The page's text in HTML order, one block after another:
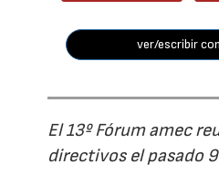
ver/escribir
El 13º Fórum amec
directivos el pasado